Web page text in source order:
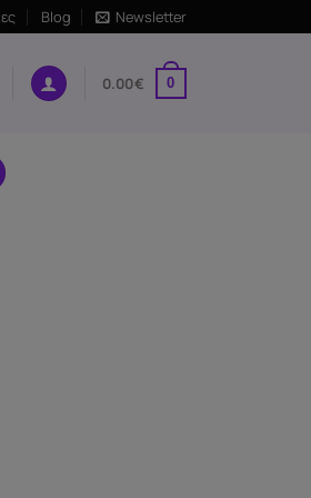
Blog Newsletter
0.00€ 0